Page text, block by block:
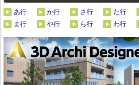
あ行 か行 さ行 た行
ま行
や行 ら行 わ行